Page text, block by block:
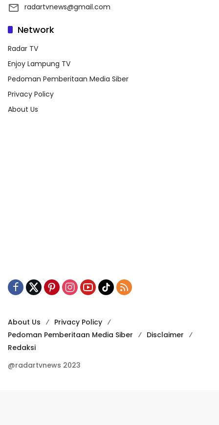
radartvnews@gmail.com
Network
Radar TV
Enjoy Lampung TV
Pedoman Pemberitaan Media Siber
Privacy Policy
About Us
About Us
Privacy Policy
Pedoman Pemberitaan Media Siber
Disclaimer
Redaksi
@radartvnews 2023